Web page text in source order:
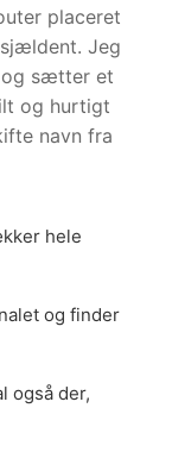
placeret
Jeg
sætter et
og hurtigt
navn fra
hele
og finder
også der,